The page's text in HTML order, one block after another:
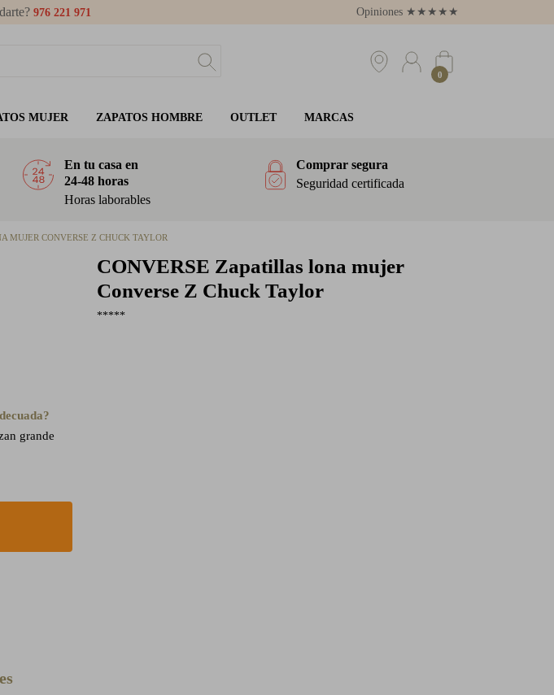
976 221 971 Opiniones ★ ★ ★ ★ ★
0
MUJER ZAPATOS HOMBRE OUTLET MARCAS
En tu casa en
24-48 horas
Horas laborables
Comprar segura
Seguridad certificada
MUJER CONVERSE Z CHUCK TAYLOR
CONVERSE Zapatillas lona mujer
Converse Z Chuck Taylor
*****
grande